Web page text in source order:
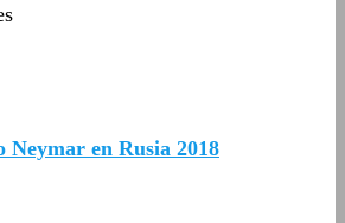
Neymar en Rusia 2018